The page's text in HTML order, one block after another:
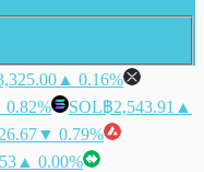
▲ 0.16%
SOL฿2,543.91 ▲
▼ 0.79%
▲ 0.00%